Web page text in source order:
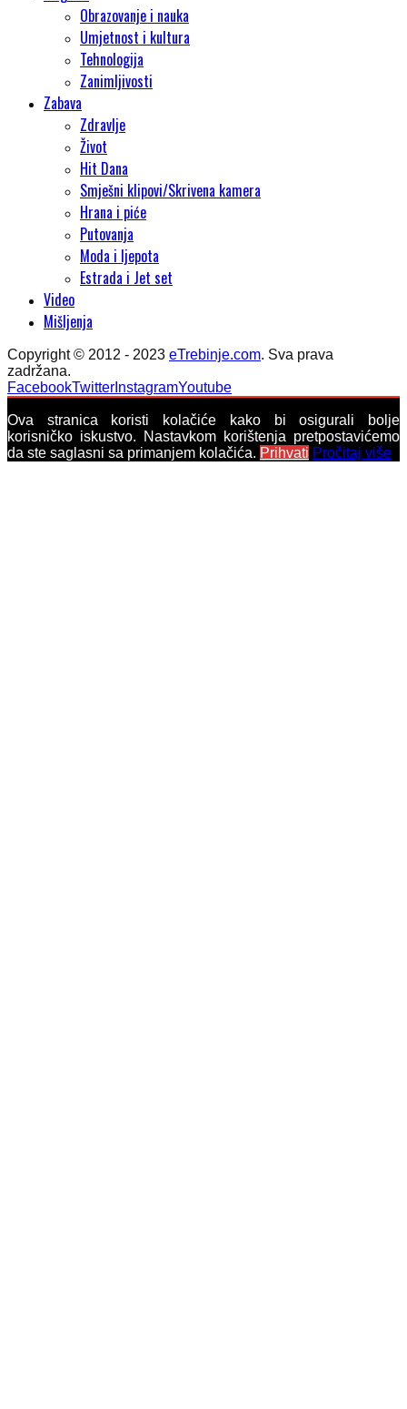
Obrazovanje i nauka
Umjetnost i kultura
Tehnologija
Zanimljivosti
Zabava
Zdravlje
Život
Hit Dana
Smješni klipovi/Skrivena kamera
Hrana i piće
Putovanja
Moda i ljepota
Estrada i Jet set
Video
Mišljenja
Copyright © 2012 - 2023 eTrebinje.com. Sva prava
zadržana.
FacebookTwitter InstagramYoutube
Ova stranica koristi kolačiće kako bi osigurali bolje
korisničko iskustvo. Nastavkom korištenja pretpostavićemo
da ste saglasni sa primanjem kolačića. Prihvati Pročitaj više